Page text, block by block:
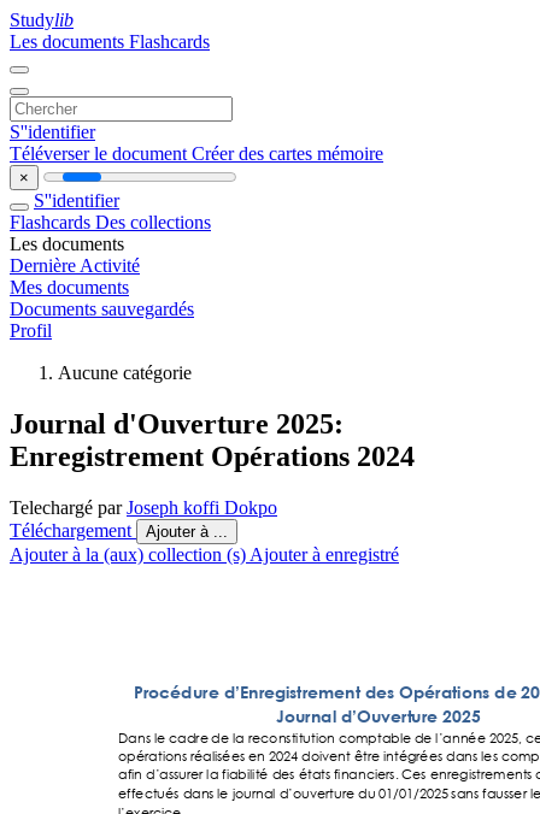
Studylib
Les documents Flashcards
S''identifier
Téléverser le document Créer des cartes mémoire
×
S''identifier
Flashcards Des collections
Les documents
Dernière Activité
Mes documents
Documents sauvegardés
Profil
Aucune catégorie
Journal d'Ouverture 2025:
Enregistrement Opérations 2024
Telechargé parJoseph koffi Dokpo
Téléchargement
Ajouter à ...
Ajouter à la (aux) collection (s) Ajouter à enregistré
Procédure d’Enregistrement des Opérations de
Journal d’Ouverture 2025
Dans le cadre de la reconstitution comptable de l’année 2025, c
opérations réalisées en 2024 doivent être intégrées dans les com
afin d’assurer la fiabilité des états financiers. Ces enregistrements
effectués dans le journal d’ouverture du 01/01/2025 sans fausser